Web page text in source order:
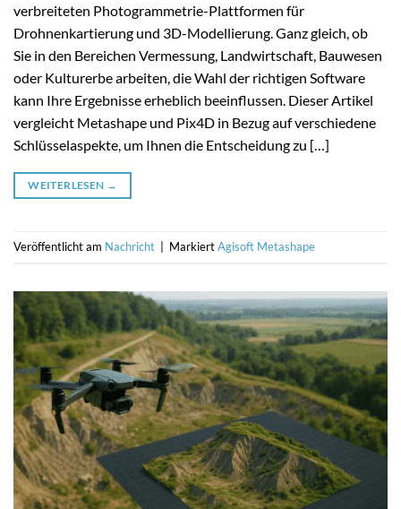
verbreiteten Photogrammetrie-Plattformen für
Drohnenkartierung und 3D-Modellierung. Ganz gleich, ob
Sie in den Bereichen Vermessung, Landwirtschaft, Bauwesen
oder Kulturerbe arbeiten, die Wahl der richtigen Software
kann Ihre Ergebnisse erheblich beeinflussen. Dieser Artikel
vergleicht Metashape und Pix4D in Bezug auf verschiedene
Schlüsselaspekte, um Ihnen die Entscheidung zu […]
WEITERLESEN →
Veröffentlicht am Nachricht MarkiertAgisoft Metashape